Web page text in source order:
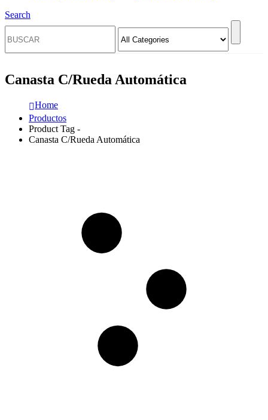
Search
Canasta C/Rueda Automática
Home
Productos
Product Tag -
Canasta C/Rueda Automática